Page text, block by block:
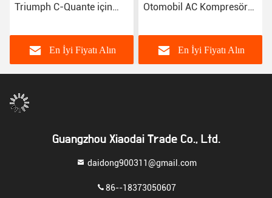
Triumph C-Quante için
solenoid valfi
En İyi Fiyatı Alın
Otomobil AC Kompresör
3008 Denso Tipi için
En İyi Fiyatı Alın
Guangzhou Xiaodai Trade Co., Ltd.
daidong900311@gmail.com
86--18373050607